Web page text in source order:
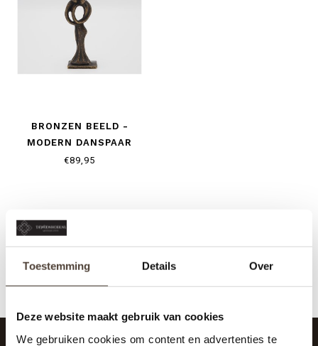
Toestemming Details Over
Deze website maakt gebruik van cookies
We gebruiken cookies om content en advertenties te
BRONZEN BEELD -
MODERN DANSPAAR
€89,95